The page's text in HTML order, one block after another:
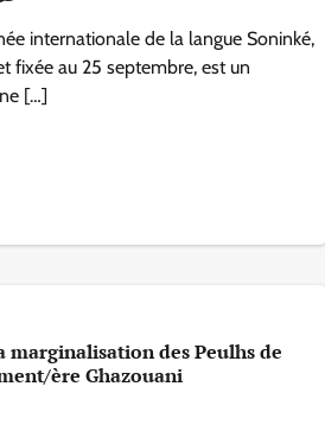
internationale de la langue Soninké,
fixée au 25 septembre, est un
[…]
marginalisation des Peulhs de
ère Ghazouani